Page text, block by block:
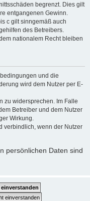
begrenzt. Dies gilt
entgangenen Gewinn.
c gilt sinngemäß auch
des Betreibers.
nationalem Recht bleiben
und die
wird dem Nutzer per E-
zu widersprechen. Im Falle
Betreiber und dem Nutzer
Wirkung.
verbindlich, wenn der Nutzer
persönlichen Daten sind